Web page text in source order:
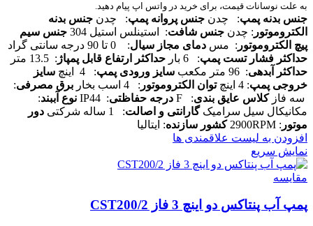
به علت نوسانات قیمت، برای خرید در واتس اپ پیام دهید.
جنس بدنه پمپ: چدن جنس پروانه پمپ: چدن جنس بدنه
الکتروموتور : چدن جنس شافت: استینلس استیل 304
جنس سیم
پیچ الکتروموتور : مس دمای مجاز سیال: 0 تا 90 درجه سانتی گراد
حداکثر فشار تست پمپ: 6 بار حداکثر ارتفاع قابل پمپاژ : 13.5 متر
حداکثر آبدهی: 96 متر مکعب سایز ورودی پمپ: 4 اینچ
سایز
خروجی پمپ: 4 اینچ توان الکتروموتور : 4 اسب بخار برق مصرفی:
سه فازکلاس عایق بندی: F درجه حفاظتی: IP44 نوع آببند:
مکانیکال سیل سرامیکگارانتی و اصالت: 1 ساله شرکتی
دور
موتور : 2900RPM کشور سازنده: ایتالیا
افزودن به لیست علاقمندی ها
نمایش سریع
مقایسه
پمپ آب پنتاکس دو اینچ 3 فاز CST200/2